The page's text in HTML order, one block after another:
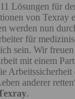
Lösungen für
von Texray
werden nun
für
sein. Wir
mit einem
Arbeitssicherheit
anderer
.